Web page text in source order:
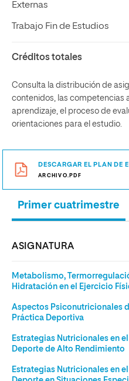
Externas
Trabajo Fin de Estudios
Créditos totales
Consulta la distribución de
contenidos, las competencias
aprendizaje, el proceso de
orientaciones para el estudio.
DESCARGAR EL PLAN DE
ARCHIVO.PDF
Primer cuatrimestre
ASIGNATURA
Metabolismo,
Hidratación en el Ejercicio
Aspectos Psiconutricionales
Práctica Deportiva
Estrategias Nutricionales en el
Deporte de Alto Rendimiento
Estrategias Nutricionales en el